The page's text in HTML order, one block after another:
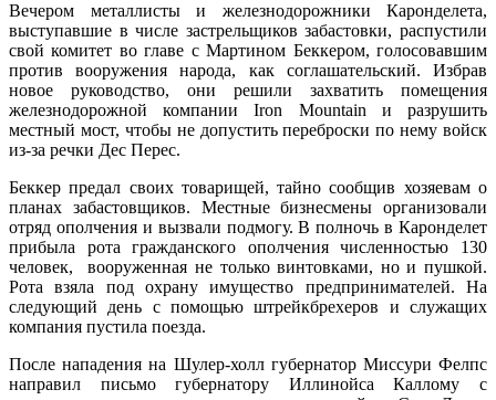
Вечером металлисты и железнодорожники Каронделета,
выступавшие в числе застрельщиков забастовки, распустили
свой комитет во главе с Мартином Беккером, голосовавшим
против вооружения народа, как соглашательский. Избрав
новое руководство, они решили захватить помещения
железнодорожной компании Iron Mountain и разрушить
местный мост, чтобы не допустить переброски по нему войск
из-за речки Дес Перес.
Беккер предал своих товарищей, тайно сообщив хозяевам о
планах забастовщиков. Местные бизнесмены организовали
отряд ополчения и вызвали подмогу. В полночь в Каронделет
прибыла рота гражданского ополчения численностью 130
человек, вооруженная не только винтовками, но и пушкой.
Рота взяла под охрану имущество предпринимателей. На
следующий день с помощью штрейкбрехеров и служащих
компания пустила поезда.
После нападения на Шулер-холл губернатор Миссури Фелпс
направил письмо губернатору Иллинойса Каллому с